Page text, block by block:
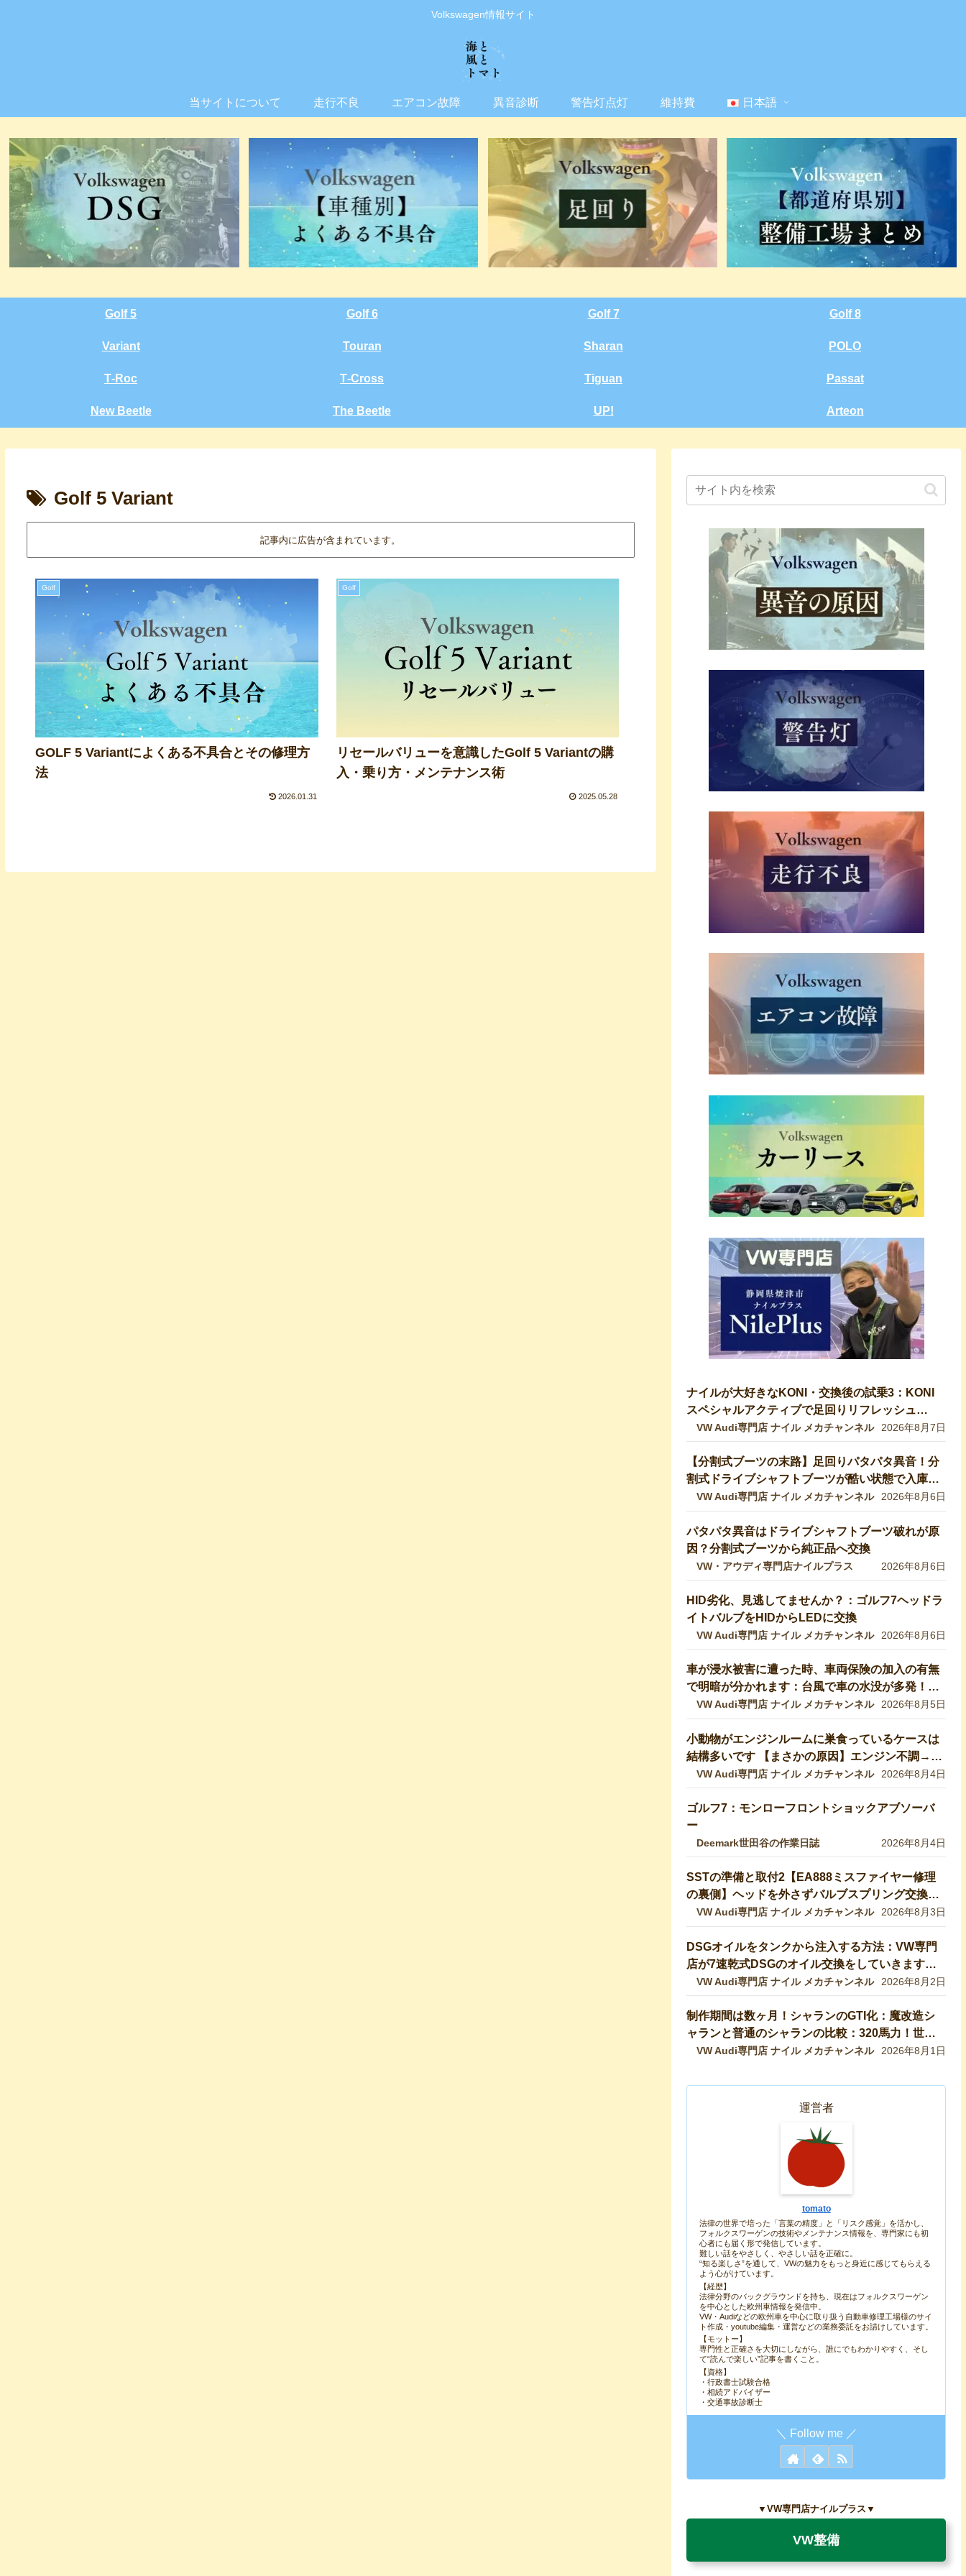
Volkswagen情報サイト
当サイトについて 走行不良 エアコン故障 異音診断 警告灯点灯 維持費 日本語
Golf 5 Golf 6 Golf 7 Golf 8
Variant Touran Sharan POLO
T‑Roc T‑Cross Tiguan Passat
New Beetle The Beetle UP! Arteon
Golf 5 Variant
記事内に広告が含まれています。
Golf
GOLF 5 Variantによくある不具合とその修理方
法
2026.01.31
Golf
リセールバリューを意識したGolf 5 Variantの購
入・乗り方・メンテナンス術
2025.05.28
ナイルが大好きなKONI・交換後の試乗3：KONI
スペシャルアクティブで足回りリフレッシュ
【VW修理・メンテ】
VW Audi専門店 ナイル メカチャンネル 2026年8月7日
【分割式ブーツの末路】足回りパタパタ異音！分
割式ドライブシャフトブーツが酷い状態で入庫し
ました！純正ブーツに交換修理します【VW 9Nポ
ロ】
VW Audi専門店 ナイル メカチャンネル 2026年8月6日
パタパタ異音はドライブシャフトブーツ破れが原
因？分割式ブーツから純正品へ交換
VW・アウディ専門店ナイルプラス 2026年8月6日
HID劣化、見逃してませんか？：ゴルフ7ヘッドラ
イトバルブをHIDからLEDに交換
VW Audi専門店 ナイル メカチャンネル 2026年8月6日
車が浸水被害に遭った時、車両保険の加入の有無
で明暗が分かれます：台風で車の水没が多発！冠
水車の見分け方や注意ポイントをVW専門店が解
説していきます！【VW修理】
VW Audi専門店 ナイル メカチャンネル 2026年8月5日
小動物がエンジンルームに巣食っているケースは
結構多いです 【まさかの原因】エンジン不調→開
けたら小動物の巣だった… 【VW修理】
VW Audi専門店 ナイル メカチャンネル 2026年8月4日
ゴルフ7：モンローフロントショックアブソーバ
ー
Deemark世田谷の作業日誌 2026年8月4日
SSTの準備と取付2【EA888ミスファイヤー修理
の裏側】ヘッドを外さずバルブスプリング交換！
特殊工具で行う実作業を完全公開 【VW修理】
VW Audi専門店 ナイル メカチャンネル 2026年8月3日
DSGオイルをタンクから注入する方法：VW専門
店が7速乾式DSGのオイル交換をしていきます！
DQ200【VW修理】
VW Audi専門店 ナイル メカチャンネル 2026年8月2日
制作期間は数ヶ月！シャランのGTI化：魔改造シ
ャランと普通のシャランの比較：320馬力！世界
最速のシャランをVW専門店が生み出したので紹
VW Audi専門店 ナイル メカチャンネル 2026年8月1日
運営者
tomato
法律の世界で培った「言葉の精度」と「リスク感覚」を活かし、
フォルクスワーゲンの技術やメンテナンス情報を、専門家にも初
心者にも届く形で発信しています。
難しい話をやさしく、やさしい話を正確に。
“知る楽しさ”を通して、VWの魅力をもっと身近に感じてもらえる
よう心がけています。
【経歴】
法律分野のバックグラウンドを持ち、現在はフォルクスワーゲン
を中心とした欧州車情報を発信中。
VW・Audiなどの欧州車を中心に取り扱う自動車修理工場様のサイ
ト作成・youtube編集・運営などの業務委託をお請けしています。
【モットー】
専門性と正確さを大切にしながら、誰にでもわかりやすく、そし
て“読んで楽しい”記事を書くこと。
【資格】
・行政書士試験合格
・相続アドバイザー
・交通事故診断士
▼VW専門店ナイルプラス▼
VW整備